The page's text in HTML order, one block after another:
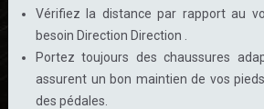
Vérifiez la distance par rapport au
besoin Direction Direction .
Portez toujours des chaussures
assurent un bon maintien de vos
des pédales.